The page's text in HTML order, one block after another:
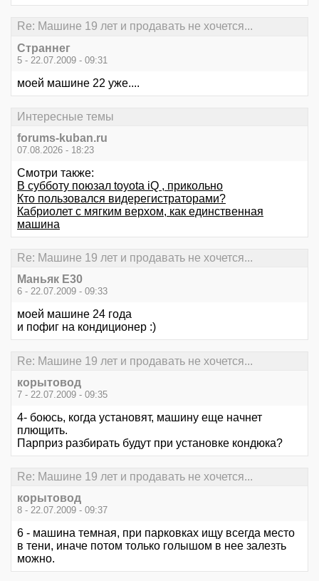
Re: Машине 19 лет и продавать не хочется...
Страннег
5 - 22.07.2009 - 09:31
моей машине 22 уже....
Интересные темы
forums-kuban.ru
07.08.2026 - 18:23
Смотри также:
В субботу поюзал toyota iQ , прикольно
Кто пользовался видерегистраторами?
Кабриолет с мягким верхом, как единственная
машина
Re: Машине 19 лет и продавать не хочется...
Маньяк E30
6 - 22.07.2009 - 09:33
моей машине 24 года
и пофиг на кондиционер :)
Re: Машине 19 лет и продавать не хочется...
корытовод
7 - 22.07.2009 - 09:35
4- боюсь, когда установят, машину еще начнет
плющить.
Парприз разбирать будут при установке кондюка?
Re: Машине 19 лет и продавать не хочется...
корытовод
8 - 22.07.2009 - 09:37
6 - машина темная, при парковках ищу всегда место
в тени, иначе потом только голышом в нее залезть
можно.